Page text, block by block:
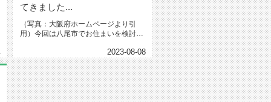
てきました...
（写真：大阪府ホームページより引
用）今回は八尾市でお住まいを検討中
2023-08-08